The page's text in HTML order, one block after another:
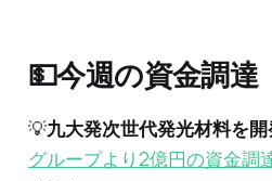
💵今週の資金調達
💡九大発次世代発光材料を
グループより2億円の資金調